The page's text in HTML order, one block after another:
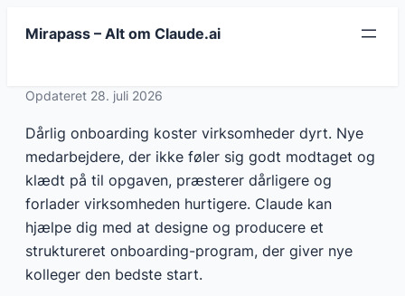
Mirapass – Alt om Claude.ai
Opdateret 28. juli 2026
Dårlig onboarding koster virksomheder dyrt. Nye
medarbejdere, der ikke føler sig godt modtaget og
klædt på til opgaven, præsterer dårligere og
forlader virksomheden hurtigere. Claude kan
hjælpe dig med at designe og producere et
struktureret onboarding-program, der giver nye
kolleger den bedste start.